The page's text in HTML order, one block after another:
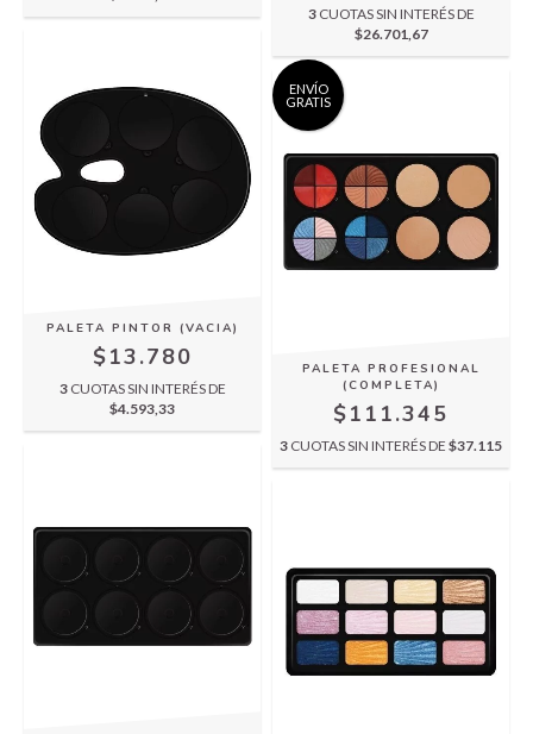
3 CUOTAS SIN INTERÉS DE
$26.701,67
PALETA PINTOR (VACIA)
$13.780
3 CUOTAS SIN INTERÉS DE
$4.593,33
ENVÍO
GRATIS
PALETA PROFESIONAL
(COMPLETA)
$111.345
3 CUOTAS SIN INTERÉS DE $37.115